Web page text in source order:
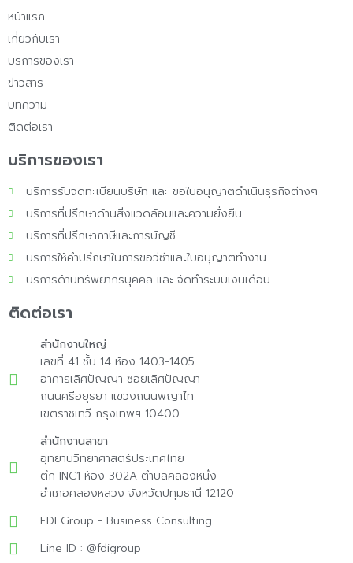
หน้าแรก
เกี่ยวกับเรา
บริการของเรา
ข่าวสาร
บทความ
ติดต่อเรา
บริการของเรา
บริการรับจดทะเบียนบริษัท และ ขอใบอนุญาตดำเนินธุรกิจต่างๆ
บริการที่ปรึกษาด้านสิ่งแวดล้อมและความยั่งยืน
บริการที่ปรึกษาภาษีและการบัญชี
บริการให้คำปรึกษาในการขอวีซ่าและใบอนุญาตทำงาน
บริการด้านทรัพยากรบุคคล และ จัดทำระบบเงินเดือน
ติดต่อเรา
สำนักงานใหญ่
เลขที่ 41 ชั้น 14 ห้อง 1403-1405
อาคารเลิศปัญญา ซอยเลิศปัญญา
ถนนศรีอยุธยา แขวงถนนพญาไท
เขตราชเทวี กรุงเทพฯ 10400
สำนักงานสาขา
อุทยานวิทยาศาสตร์ประเทศไทย
ตึก INC1 ห้อง 302A ตำบลคลองหนึ่ง
อำเภอคลองหลวง จังหวัดปทุมธานี 12120
FDI Group - Business Consulting
Line ID : @fdigroup